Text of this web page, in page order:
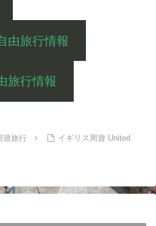
由旅行情報
旅行情報
遊旅行
イギリス周遊 United